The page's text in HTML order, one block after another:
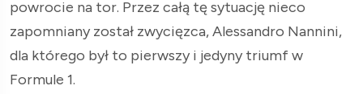
powrocie na tor. Przez całą tę sytuację nieco
zapomniany został zwycięzca, Alessandro Nannini,
dla którego był to pierwszy i jedyny triumf w
Formule 1.